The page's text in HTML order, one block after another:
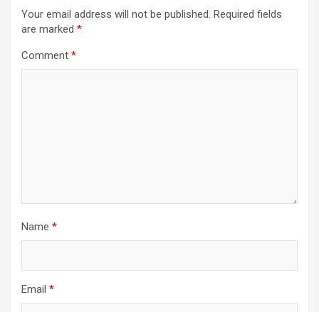
Your email address will not be published. Required fields
are marked *
Comment *
Name *
Email *